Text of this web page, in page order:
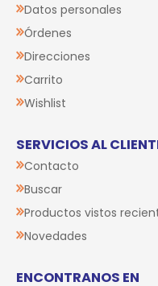
Datos personales
Órdenes
Direcciones
Carrito
Wishlist
SERVICIOS AL
Contacto
Buscar
Productos vistos
Novedades
ENCONTRANOS EN